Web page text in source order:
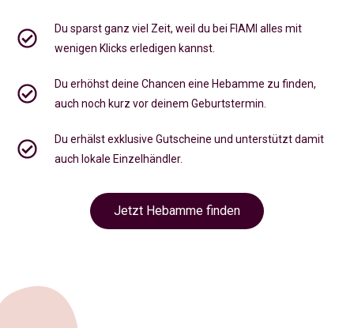
Du sparst ganz viel Zeit, weil du bei FIAMI alles mit
wenigen Klicks erledigen kannst.
Du erhöhst deine Chancen eine Hebamme zu finden,
auch noch kurz vor deinem Geburtstermin
Du erhälst exklusive Gutscheine und unterstützt damit
auch lokale Einzelhändler.
Jetzt Hebamme finden